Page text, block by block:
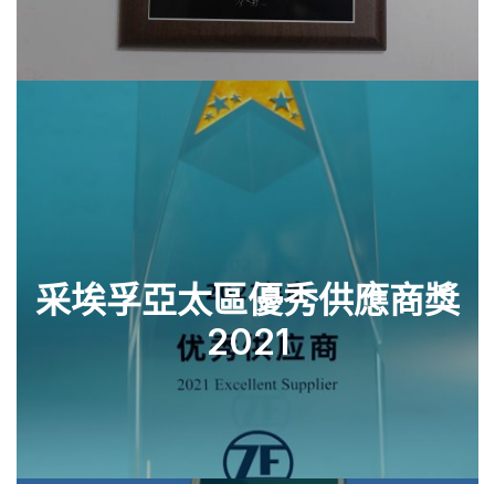
采埃孚亞太區優秀供應商獎
2021
查看零件